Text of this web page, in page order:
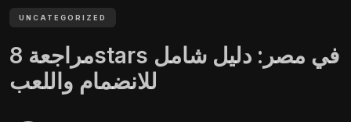
UNCATEGORIZED
مراجعة 8stars في مصر: دليل شامل
للانضمام واللعب